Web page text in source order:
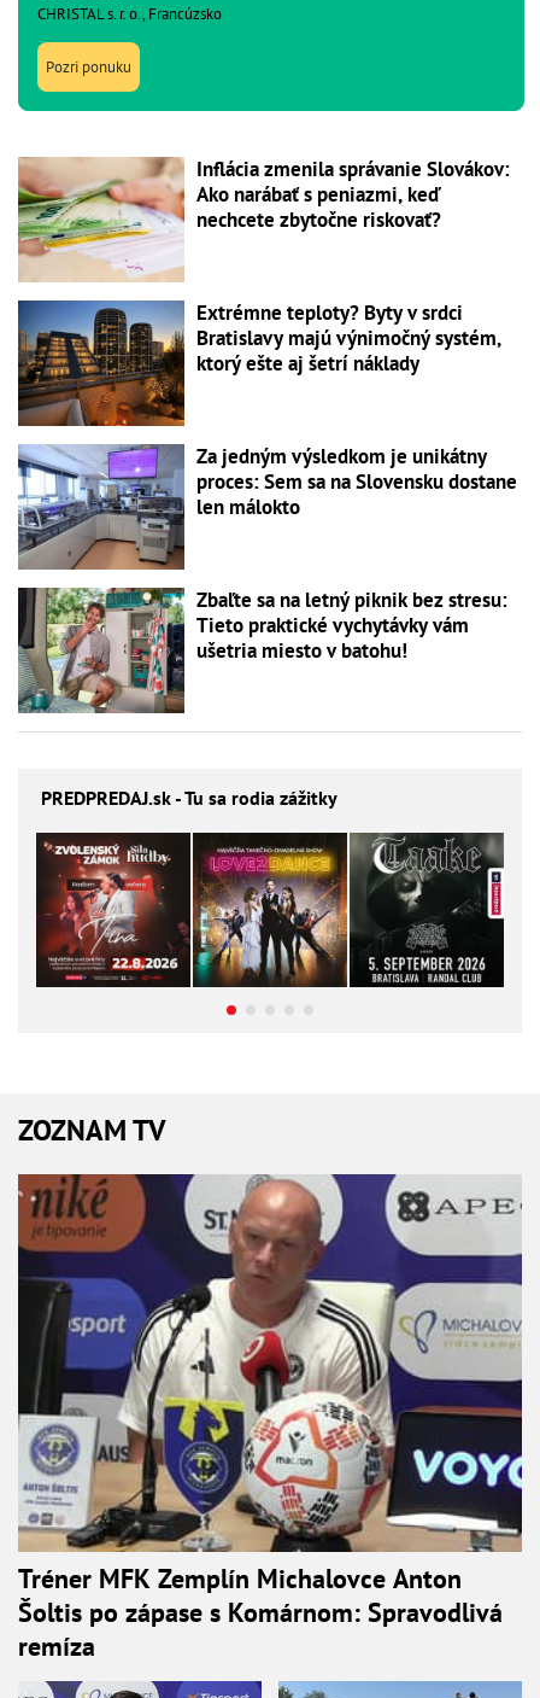
CHRISTAL s. r. o., Francúzsko
Pozri ponuku
Inflácia zmenila správanie Slovákov:
Ako narábať s peniazmi, keď
nechcete zbytočne riskovať?
Extrémne teploty? Byty v srdci
Bratislavy majú výnimočný systém,
ktorý ešte aj šetrí náklady
Za jedným výsledkom je unikátny
proces: Sem sa na Slovensku dostane
len málokto
Zbaľte sa na letný piknik bez stresu:
Tieto praktické vychytávky vám
ušetria miesto v batohu!
PREDPREDAJ.sk - Tu sa rodia zážitky
ZOZNAM TV
Tréner MFK Zemplín Michalovce Anton
Šoltis po zápase s Komárnom: Spravodlivá
remíza